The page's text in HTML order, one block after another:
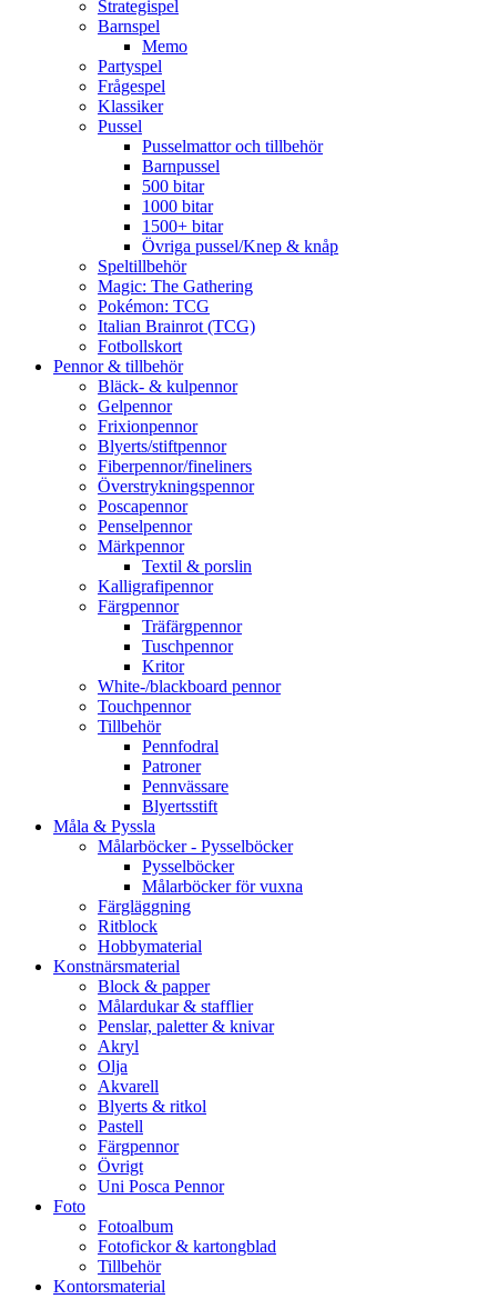
Strategispel
Barnspel
Memo
Partyspel
Frågespel
Klassiker
Pussel
Pusselmattor och tillbehör
Barnpussel
500 bitar
1000 bitar
1500+ bitar
Övriga pussel/Knep & knåp
Speltillbehör
Magic: The Gathering
Pokémon: TCG
Italian Brainrot (TCG)
Fotbollskort
Pennor & tillbehör
Bläck- & kulpennor
Gelpennor
Frixionpennor
Blyerts/stiftpennor
Fiberpennor/fineliners
Överstrykningspennor
Poscapennor
Penselpennor
Märkpennor
Textil & porslin
Kalligrafipennor
Färgpennor
Träfärgpennor
Tuschpennor
Kritor
White-/blackboard pennor
Touchpennor
Tillbehör
Pennfodral
Patroner
Pennvässare
Blyertsstift
Måla & Pyssla
Målarböcker - Pysselböcker
Pysselböcker
Målarböcker för vuxna
Färgläggning
Ritblock
Hobbymaterial
Konstnärsmaterial
Block & papper
Målardukar & stafflier
Penslar, paletter & knivar
Akryl
Olja
Akvarell
Blyerts & ritkol
Pastell
Färgpennor
Övrigt
Uni Posca Pennor
Foto
Fotoalbum
Fotofickor & kartongblad
Tillbehör
Kontorsmaterial